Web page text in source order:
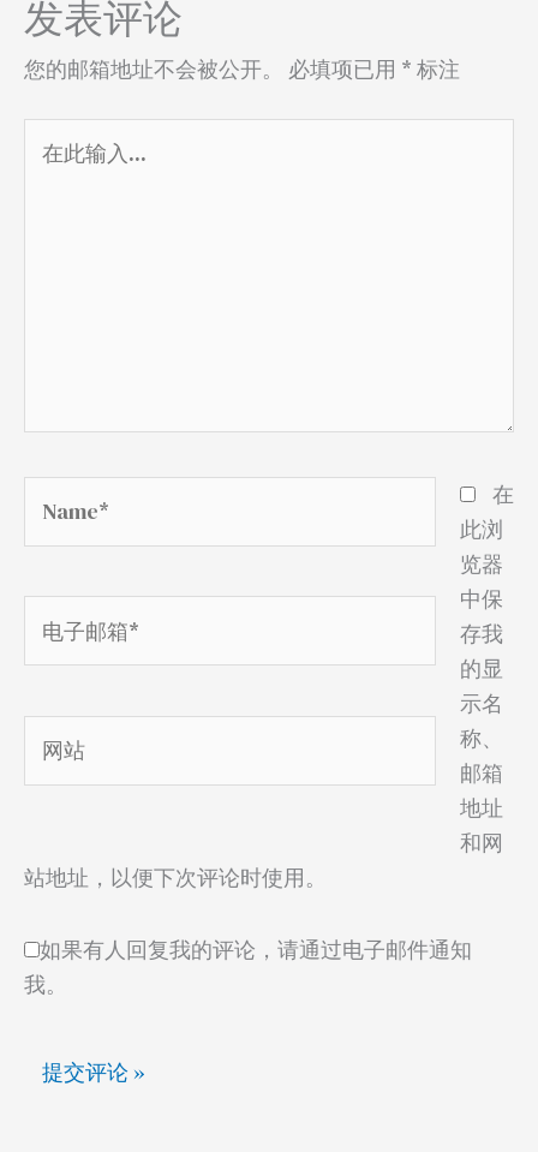
发表评论
您的邮箱地址不会被公开。 必填项已用 * 标注
子
箱
站
在
此浏
览器
中保
存我
的显
示名
称、
邮箱
地址
和网
站地址，以便下次评论时使用。
如果有人回复我的评论，请通过电子邮件通知
我。